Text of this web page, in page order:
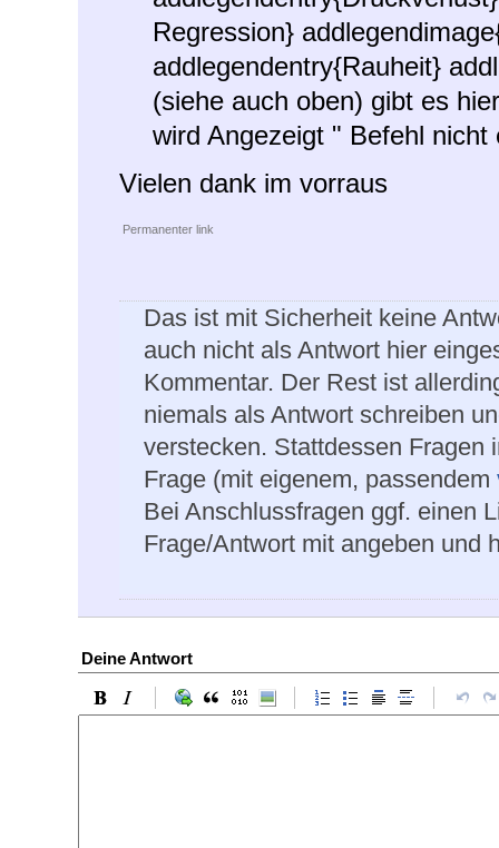
Regression}
addlegendentry{Rauheit}
(siehe auch oben) gibt es
wird Angezeigt " Befehl
Vielen dank im vorraus
Permanenter link
Das ist mit Sicherheit keine
auch nicht als Antwort hier
Kommentar. Der Rest ist
niemals als Antwort schreiben
verstecken. Stattdessen Fragen
Frage (mit eigenem, passendem
Bei Anschlussfragen ggf. einen
Frage/Antwort mit angeben und
Deine Antwort